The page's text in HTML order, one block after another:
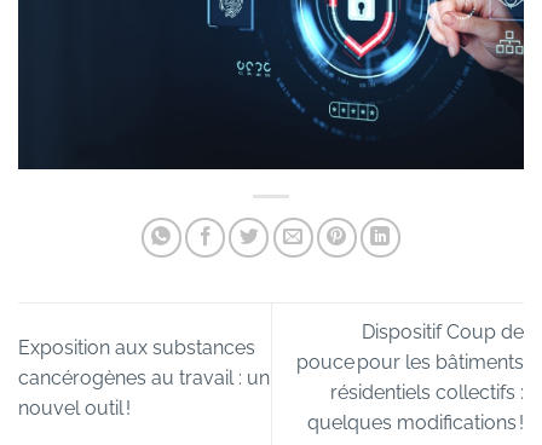
Exposition aux substances
cancérogènes au travail : un
nouvel outil !
Dispositif Coup de
pouce pour les bâtiments
résidentiels collectifs :
quelques modifications !